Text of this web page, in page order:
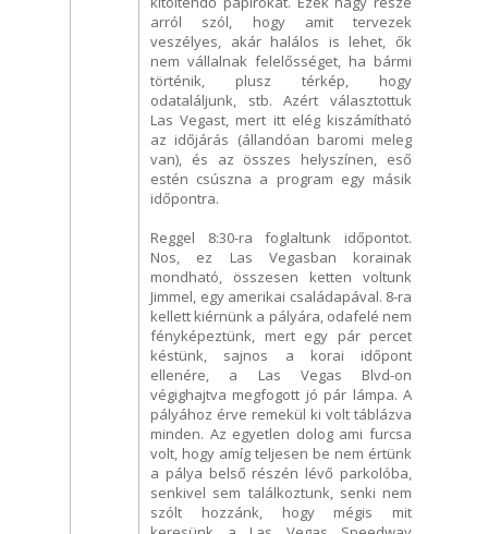
arról szól, hogy amit tervezek
veszélyes, akár halálos is lehet, ők
nem vállalnak felelősséget, ha bármi
történik, plusz térkép, hogy
odataláljunk, stb. Azért választottuk
Las Vegast, mert itt elég kiszámítható
az időjárás (állandóan baromi meleg
van), és az összes helyszínen, eső
estén csúszna a program egy másik
időpontra.
Reggel 8:30-ra foglaltunk időpontot.
Nos, ez Las Vegasban korainak
mondható, összesen ketten voltunk
Jimmel, egy amerikai családapával. 8-ra
kellett kiérnünk a pályára, odafelé nem
fényképeztünk, mert egy pár percet
késtünk, sajnos a korai időpont
ellenére, a Las Vegas Blvd-on
végighajtva megfogott jó pár lámpa. A
pályához érve remekül ki volt táblázva
minden. Az egyetlen dolog ami furcsa
volt, hogy amíg teljesen be nem értünk
a pálya belső részén lévő parkolóba,
senkivel sem találkoztunk, senki nem
szólt hozzánk, hogy mégis mit